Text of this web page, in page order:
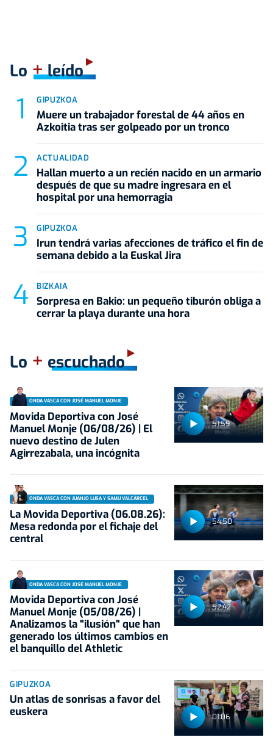
Lo +leído
GIPUZKOA
Muere un trabajador forestal de 44 años en
Azkoitia tras ser golpeado por un tronco
ACTUALIDAD
Hallan muerto a un recién nacido en un armario
después de que su madre ingresara en el
hospital por una hemorragia
GIPUZKOA
Irun tendrá varias afecciones de tráfico el fin de
semana debido a la Euskal Jira
BIZKAIA
Sorpresa en Bakio: un pequeño tiburón obliga a
cerrar la playa durante una hora
Lo + escuchado
51:59
ONDA VASCA CON JOSÉ MANUEL MONJE
Movida Deportiva con José
Manuel Monje (06/08/26) | El
nuevo destino de Julen
Agirrezabala, una incógnita
54:50
ONDA VASCA CON JUANJO LUSA Y SAMU VALCÁRCEL
La Movida Deportiva (06.08.26):
Mesa redonda por el fichaje del
central
52:42
ONDA VASCA CON JOSÉ MANUEL MONJE
Movida Deportiva con José
Manuel Monje (05/08/26) |
Analizamos la "ilusión" que han
generado los últimos cambios en
el banquillo del Athletic
01:06
GIPUZKOA
Un atlas de sonrisas a favor del
euskera